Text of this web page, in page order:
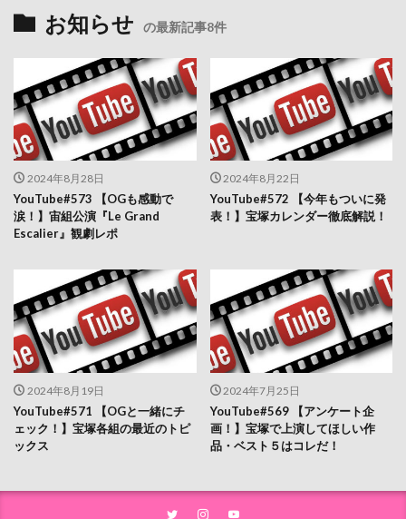
お知らせ の最新記事8件
2024年8月28日
YouTube#573 【OGも感動で
涙！】宙組公演『Le Grand
Escalier』観劇レポ
2024年8月22日
YouTube#572 【今年もついに発
表！】宝塚カレンダー徹底解説！
2024年8月19日
YouTube#571 【OGと一緒にチ
ェック！】宝塚各組の最近のトピ
ックス
2024年7月25日
YouTube#569 【アンケート企
画！】宝塚で上演してほしい作
品・ベスト５はコレだ！